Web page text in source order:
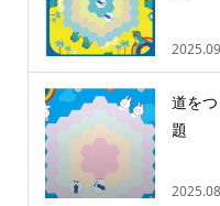
道を
題